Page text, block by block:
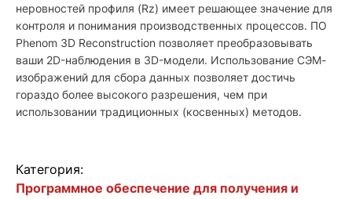
неровностей профиля (Rz) имеет решающее значение для
контроля и понимания производственных процессов. ПО
Phenom 3D Reconstruction позволяет преобразовывать
ваши 2D-наблюдения в 3D-модели. Использование СЭМ-
изображений для сбора данных позволяет достичь
гораздо более высокого разрешения, чем при
использовании традиционных (косвенных) методов.
Категория:
Программное обеспечение для получения и